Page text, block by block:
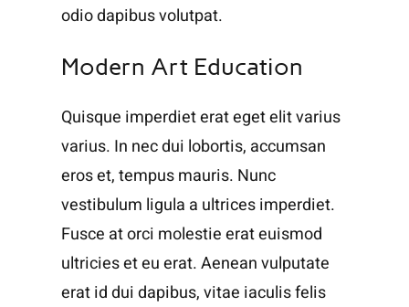
odio dapibus volutpat.
Modern Art Education
Quisque imperdiet erat eget elit varius
varius. In nec dui lobortis, accumsan
eros et, tempus mauris. Nunc
vestibulum ligula a ultrices imperdiet.
Fusce at orci molestie erat euismod
ultricies et eu erat. Aenean vulputate
erat id dui dapibus, vitae iaculis felis